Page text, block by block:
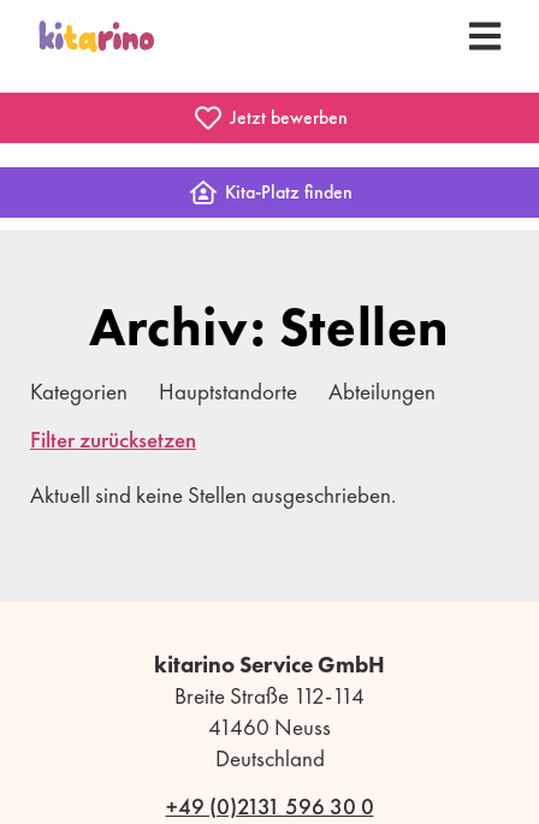
Jetzt bewerben
Kita-Platz finden
Archiv: Stellen
Kategorien Hauptstandorte
Abteilungen
Filter zurücksetzen
Aktuell sind keine Stellen ausgeschrieben.
kitarino Service GmbH
Breite Straße 112-114
41460 Neuss
Deutschland
+49 (0)2131 596 30 0